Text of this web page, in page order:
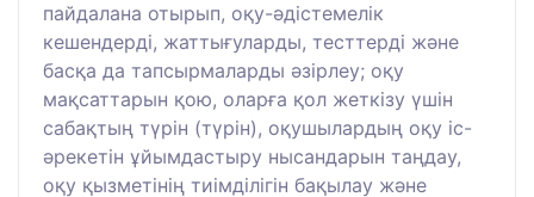
пайдалана отырып, оқу-әдістемелік
кешендерді, жаттығуларды, тесттерді және
басқа да тапсырмаларды әзірлеу; оқу
мақсаттарын қою, оларға қол жеткізу үшін
сабақтың түрін (түрін), оқушылардың оқу іс-
әрекетін ұйымдастыру нысандарын таңдау,
оқу қызметінің тиімділігін бақылау және